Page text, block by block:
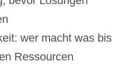
wer macht was bis
Ressourcen